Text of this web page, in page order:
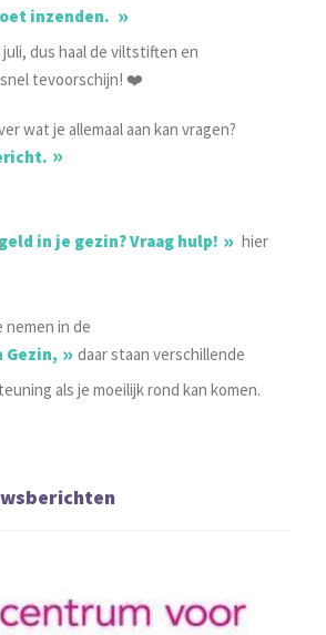
inzenden.
dus haal de viltstiften en
tevoorschijn! ❤️
wat je allemaal aan kan vragen?
in je gezin? Vraag hulp!
hier
nemen in de
Gezin,
daar staan verschillende
als je moeilijk rond kan komen.